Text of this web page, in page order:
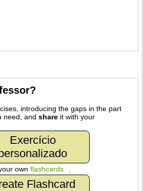
introducing the gaps in the part
need, andshare it with your
Exercício
ownflashcards
Flashcard